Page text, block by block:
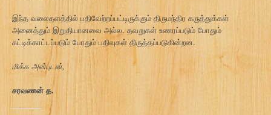
இந்த வலைதளத்தில் பதிவேற்றப்பட்டிருக்கும் திருமந்திர கருத்துக்கள்
அனைத்தும் இறுதியானவை அல்ல. தவறுகள் உணரப்படும் போதும்
சுட்டிக்காட்டப்படும் போதும் பதிவுகள் திருத்தப்படுகின்றன.
மிக்க அன்புடன்,
சரவணன் த.